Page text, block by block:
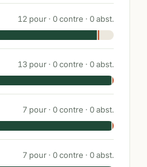
12 pour · 0contre · 0abst.
13 pour · 0contre · 0abst.
7 pour · 0contre · 0abst.
7 pour · 0contre · 0abst.